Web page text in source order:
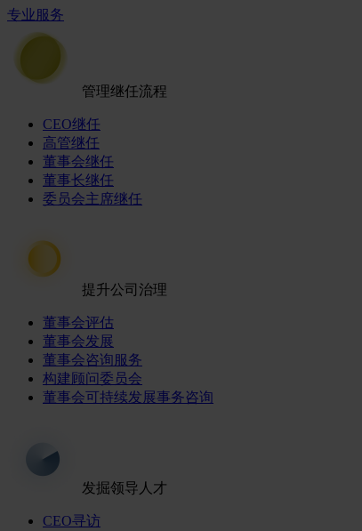
专业服务
管理继任流程
CEO继任
高管继任
董事会继任
董事长继任
委员会主席继任
提升公司治理
董事会评估
董事会发展
董事会咨询服务
构建顾问委员会
董事会可持续发展事务咨询
发掘领导人才
CEO寻访